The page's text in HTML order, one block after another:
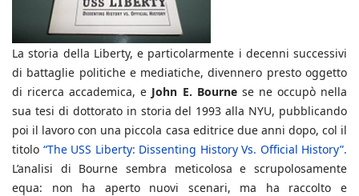
La storia della Liberty, e particolarmente i decenni successivi
di battaglie politiche e mediatiche, divennero presto oggetto
di ricerca accademica, e John E. Bourne se ne occupò nella
sua tesi di dottorato in storia del 1993 alla NYU, pubblicando
poi il lavoro con una piccola casa editrice due anni dopo, col il
titolo “The USS Liberty: Dissenting History Vs. Official History”.
L’analisi di Bourne sembra meticolosa e scrupolosamente
equa: non ha aperto nuovi scenari, ma ha raccolto e